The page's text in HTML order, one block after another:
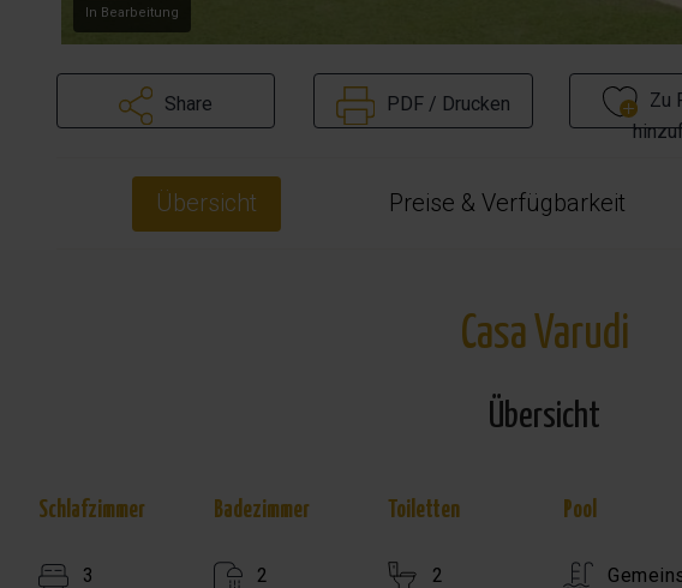
In Bearbeitung
Share PDF / Drucken
Zu
Übersicht Preise & Verfügbarkeit
Casa Varudi
Übersicht
Schlafzimmer
3
Badezimmer
2
Toiletten
2
Pool